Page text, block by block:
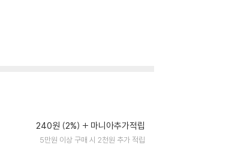
240원 (2%) 마니아추가적립
5만원 이상 구매 시 2천원 추가 적립